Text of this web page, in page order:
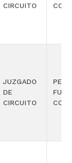
CIRCUITO
JUZGADO
DE
CIRCUITO